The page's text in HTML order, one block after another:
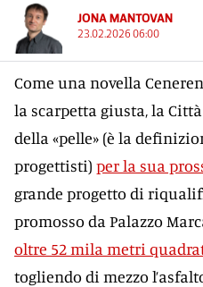
JONA MANTOVAN
23.02.2026 06:00
Come una novella
la scarpetta giusta, la
della «pelle» (è la
progettisti) per la sua
grande progetto di
promosso da Palazzo
oltre 52 mila metri
togliendo di mezzo